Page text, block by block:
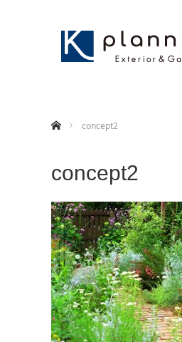
concept2
concept2